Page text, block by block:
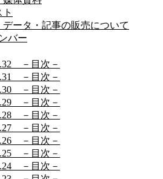
ータ・記事の販売について
バー
－目次－
－目次－
－目次－
－目次－
－目次－
－目次－
－目次－
－目次－
－目次－